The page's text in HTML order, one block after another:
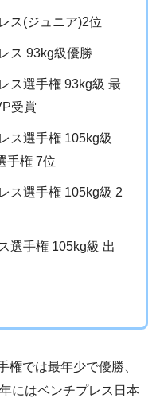
ス(ジュニア)2位
ス 93kg級優勝
ス選手権 93kg級 最
受賞
ス選手権 105kg級
手権 7位
ス選手権 105kg級 2
選手権 105kg級 出
権では最年少で優勝、
にはベンチプレス日本